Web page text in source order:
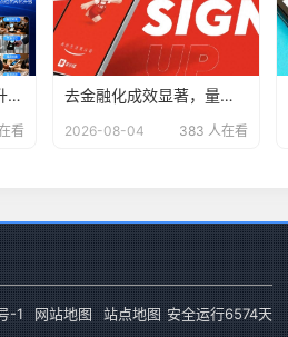
支付宝“碰一下”完成AI升级，用户已达4亿
看
去金融化成效显著，量化派羊小咩告别野蛮生长？
2026-08-04 383 人在看
-1 网站地图 站点地图 安全运行6574天